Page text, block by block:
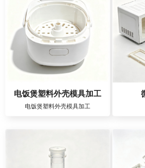
电饭煲塑料外壳模具加工
电饭煲塑料外壳模具加工